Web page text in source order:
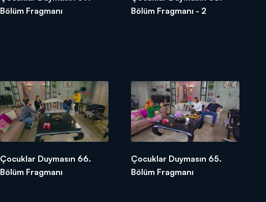
Bölüm Fragmanı
Bölüm Fragmanı - 2
Çocuklar Duymasın 66.
Bölüm Fragmanı
Çocuklar Duymasın 65.
Bölüm Fragmanı